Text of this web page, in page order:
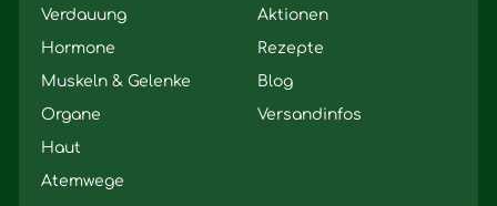
Verdauung
Hormone
Muskeln & Gelenke
Organe
Haut
Atemwege
Aktionen
Rezepte
Blog
Versandinfos